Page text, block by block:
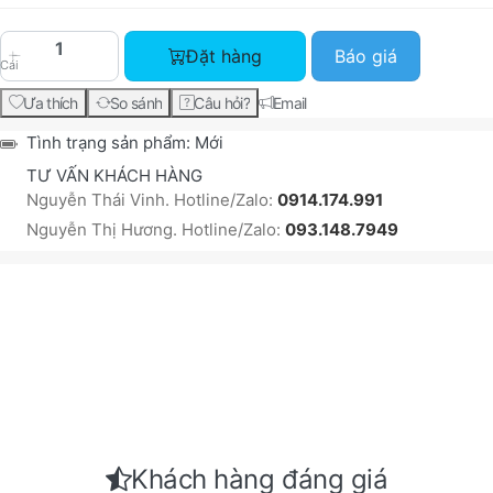
Cái
Mực in Epson 057 Mageta ink Bottle
Đặt hàng Báo giá
Ưa thích So sánh Câu hỏi? Email
Tình trạng sản phẩm: Mới
TƯ VẤN KHÁCH HÀNG
Nguyễn Thái Vinh. Hotline/Zalo: 0914.174.991
Nguyễn Thị Hương. Hotline/Zalo: 093.148.7949
Khách hàng đáng giá